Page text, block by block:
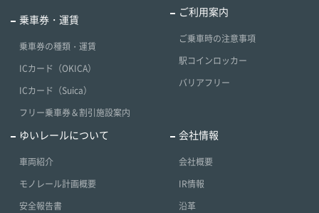
乗車券・運賃
乗車券の種類・運賃
ICカード（OKICA）
ICカード（Suica）
フリー乗車券＆割引施設案内
ご利用案内
ご乗車時の注意事項
駅コインロッカー
バリアフリー
ゆいレールについて
車両紹介
モノレール計画概要
安全報告書
会社情報
会社概要
IR情報
沿革